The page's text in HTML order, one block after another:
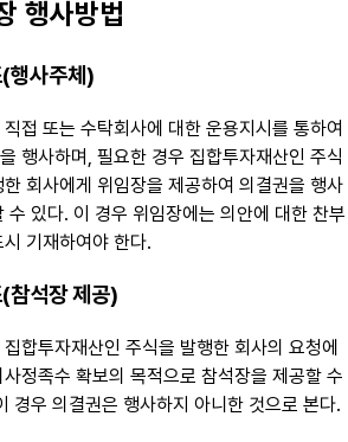
행사방법
행사주체)
접 또는 수탁회사에 대한 운용지시를 통하여
행사하며, 필요한 경우 집합투자재산인 주식
한 회사에게 위임장을 제공하여 의결권을 행사
수 있다. 이 경우 위임장에는 의안에 대한 찬부
기재하여야 한다.
참석장 제공)
합투자재산인 주식을 발행한 회사의 요청에
사정족수 확보의 목적으로 참석장을 제공할 수
경우 의결권은 행사하지 아니한 것으로 본다.